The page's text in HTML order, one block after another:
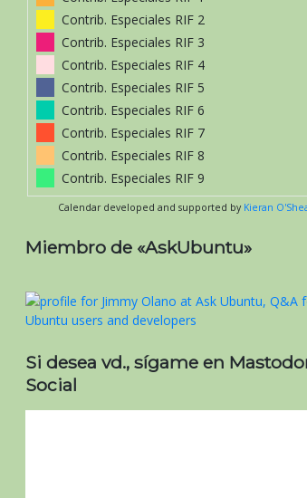
Contrib. Especiales RIF 2
Contrib. Especiales RIF 3
Contrib. Especiales RIF 4
Contrib. Especiales RIF 5
Contrib. Especiales RIF 6
Contrib. Especiales RIF 7
Contrib. Especiales RIF 8
Contrib. Especiales RIF 9
Calendar developed and supported by Kieran
Miembro de «AskUbuntu»
Si desea vd., sígame en
Social